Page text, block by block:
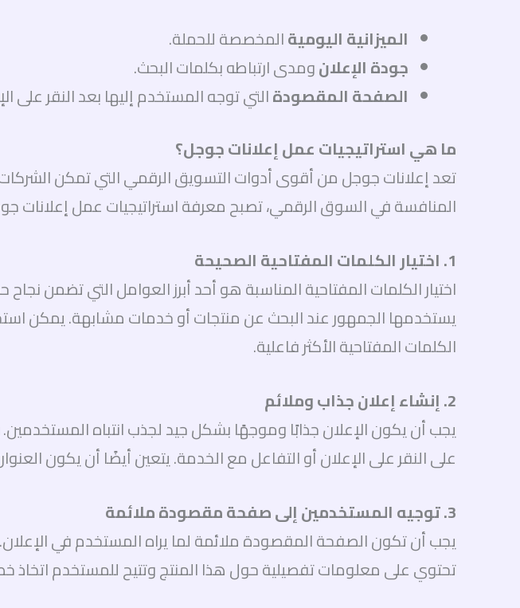
الميزانية اليوميةالمخصصة للحملة.
جودة الإعلانومدى ارتباطه بكلمات البحث.
الصفحة المقصودةالتي توجه المستخدم إليها بعد النقر على
ما هي استراتيجيات عمل إعلانات جوجل؟
تعد إعلانات جوجل من أقوى أدوات التسويق الرقمي التي تمكن
المنافسة في السوق الرقمي، تصبح معرفة استراتيجيات عمل إعلانات
1. اختيار الكلمات المفتاحية الصحيحة
اختيار الكلمات المفتاحية المناسبة هو أحد أبرز العوامل التي تضمن
الكلمات المفتاحية الأكثر فاعلية.
2. إنشاء إعلان جذاب وملائم
على النقر على الإعلان أو التفاعل مع الخدمة. يتعين أيضًا أن يكون
3. توجيه المستخدمين إلى صفحة مقصودة ملائمة
يجب أن تكون الصفحة المقصودة ملائمة لما يراه المستخدم في
تحتوي على معلومات تفصيلية حول هذا المنتج وتتيح للمستخدم اتخاذ